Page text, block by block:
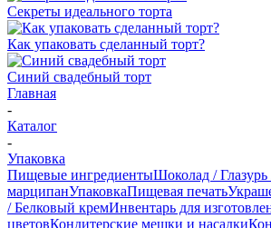
Секреты идеального торта
Как упаковать сделанный торт?
Синий свадебный торт
Главная
-
Каталог
-
Упаковка
Пищевые ингредиентыШоколад / Глазурь
марципанУпаковкаПищевая печать
/ Белковый кремИнвентарь для
цветовКондитерские мешки и насадки